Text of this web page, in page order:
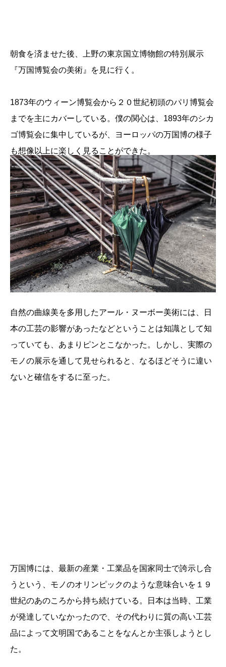
朝食を済ませた後、上野の東京国立博物館の特別展示
『万国博覧会の美術』
を見に行く。
1873年のウィーン博覧会から２０世紀初頭のパリ博覧会
までを主にカバーしている。僕の関心は、1893年のシカ
ゴ博覧会に集中しているが、ヨーロッパの万国博の様子
も想像以上に楽しく見ることができた。
自然の曲線美を多用したアール・ヌーボー美術には、日
本の工芸の影響があったなどということは知識として知
っていても、あまりピンとこなかった。しかし、実際の
モノの展示を通して見せられると、なるほどそうに違い
ないと確信をするに至った。
万国博には、最新の産業・工業品を国家同士で誇示し合
うという、モノのオリンピックのような意味合いを１９
世紀のあのころから持ち続けている。日本は当時、工業
が発達していなかったので、その代わりに質の高い工芸
品によって文明国であることをなんとか主張しようとし
た。